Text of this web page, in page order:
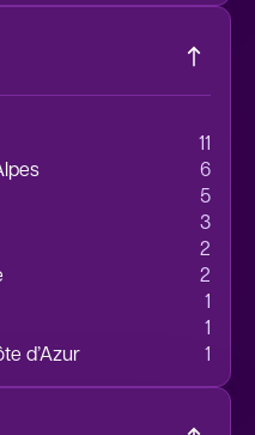
11
6
5
3
2
2
1
1
d’Azur
1